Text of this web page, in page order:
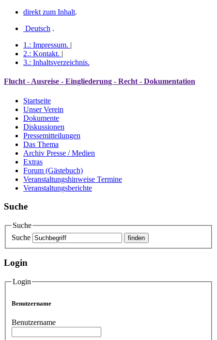
direkt zum Inhalt.
Deutsch .
1.: Impressum. |
2.: Kontakt. |
3.: Inhaltsverzeichnis.
Flucht - Ausreise - Eingliederung - Recht - Dokumentation
Startseite
Unser Verein
Dokumente
Diskussionen
Pressemitteilungen
Das Thema
Archiv Presse / Medien
Extras
Forum (Gästebuch)
Veranstaltungshinweise Termine
Veranstaltungsberichte
Suche
Suche
Suche
Login
Login
Benutzername
Benutzername